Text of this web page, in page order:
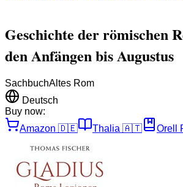
Geschichte der römischen
den Anfängen bis Augustus
SachbuchAltes Rom
Deutsch
Buy now:
Amazon 🇩🇪 Thalia 🇦🇹 Orell